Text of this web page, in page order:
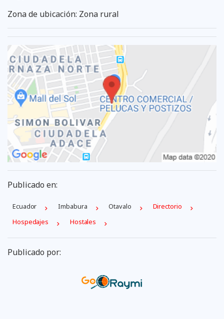
Zona de ubicación: Zona rural
Publicado en:
Ecuador Imbabura Otavalo
Directorio
Hospedajes
Hostales
Publicado por: